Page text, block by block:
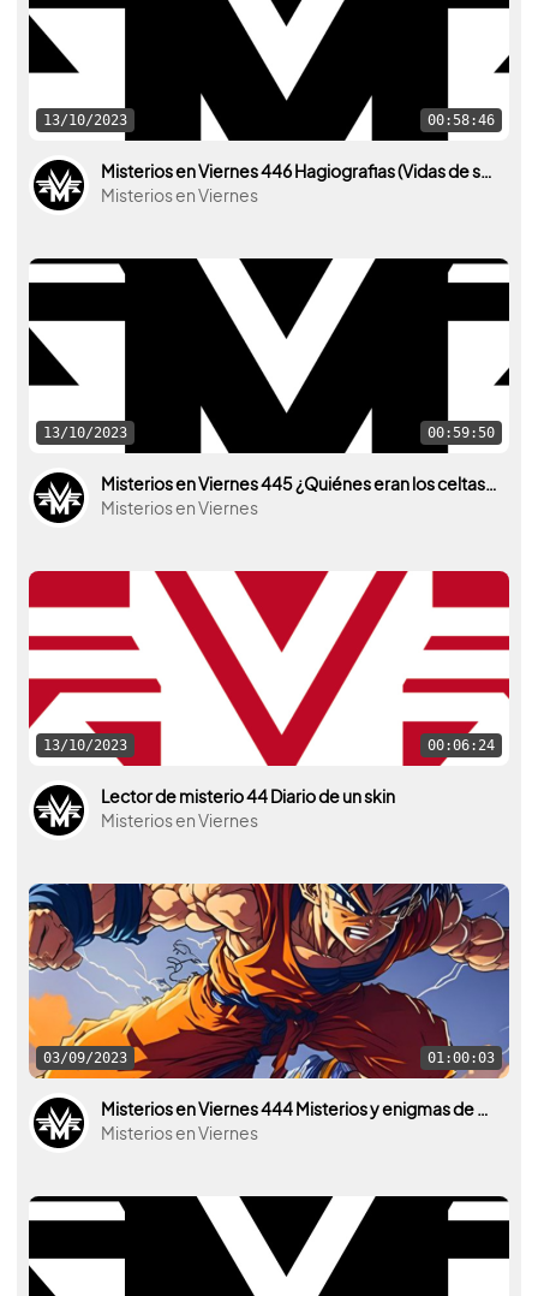
13/10/2023 00:58:46
Misterios en Viernes 446 Hagiografias (Vidas de santos) con Irina Hirondelle y Javier Arries
Misterios en Viernes
13/10/2023 00:59:50
Misterios en Viernes 445 ¿Quiénes eran los celtas? con Jesús Patón y Jesús Torres
Misterios en Viernes
13/10/2023 00:06:24
Lector de misterio 44 Diario de un skin
Misterios en Viernes
03/09/2023 01:00:03
Misterios en Viernes 444 Misterios y enigmas de Dragon Ball
Misterios en Viernes